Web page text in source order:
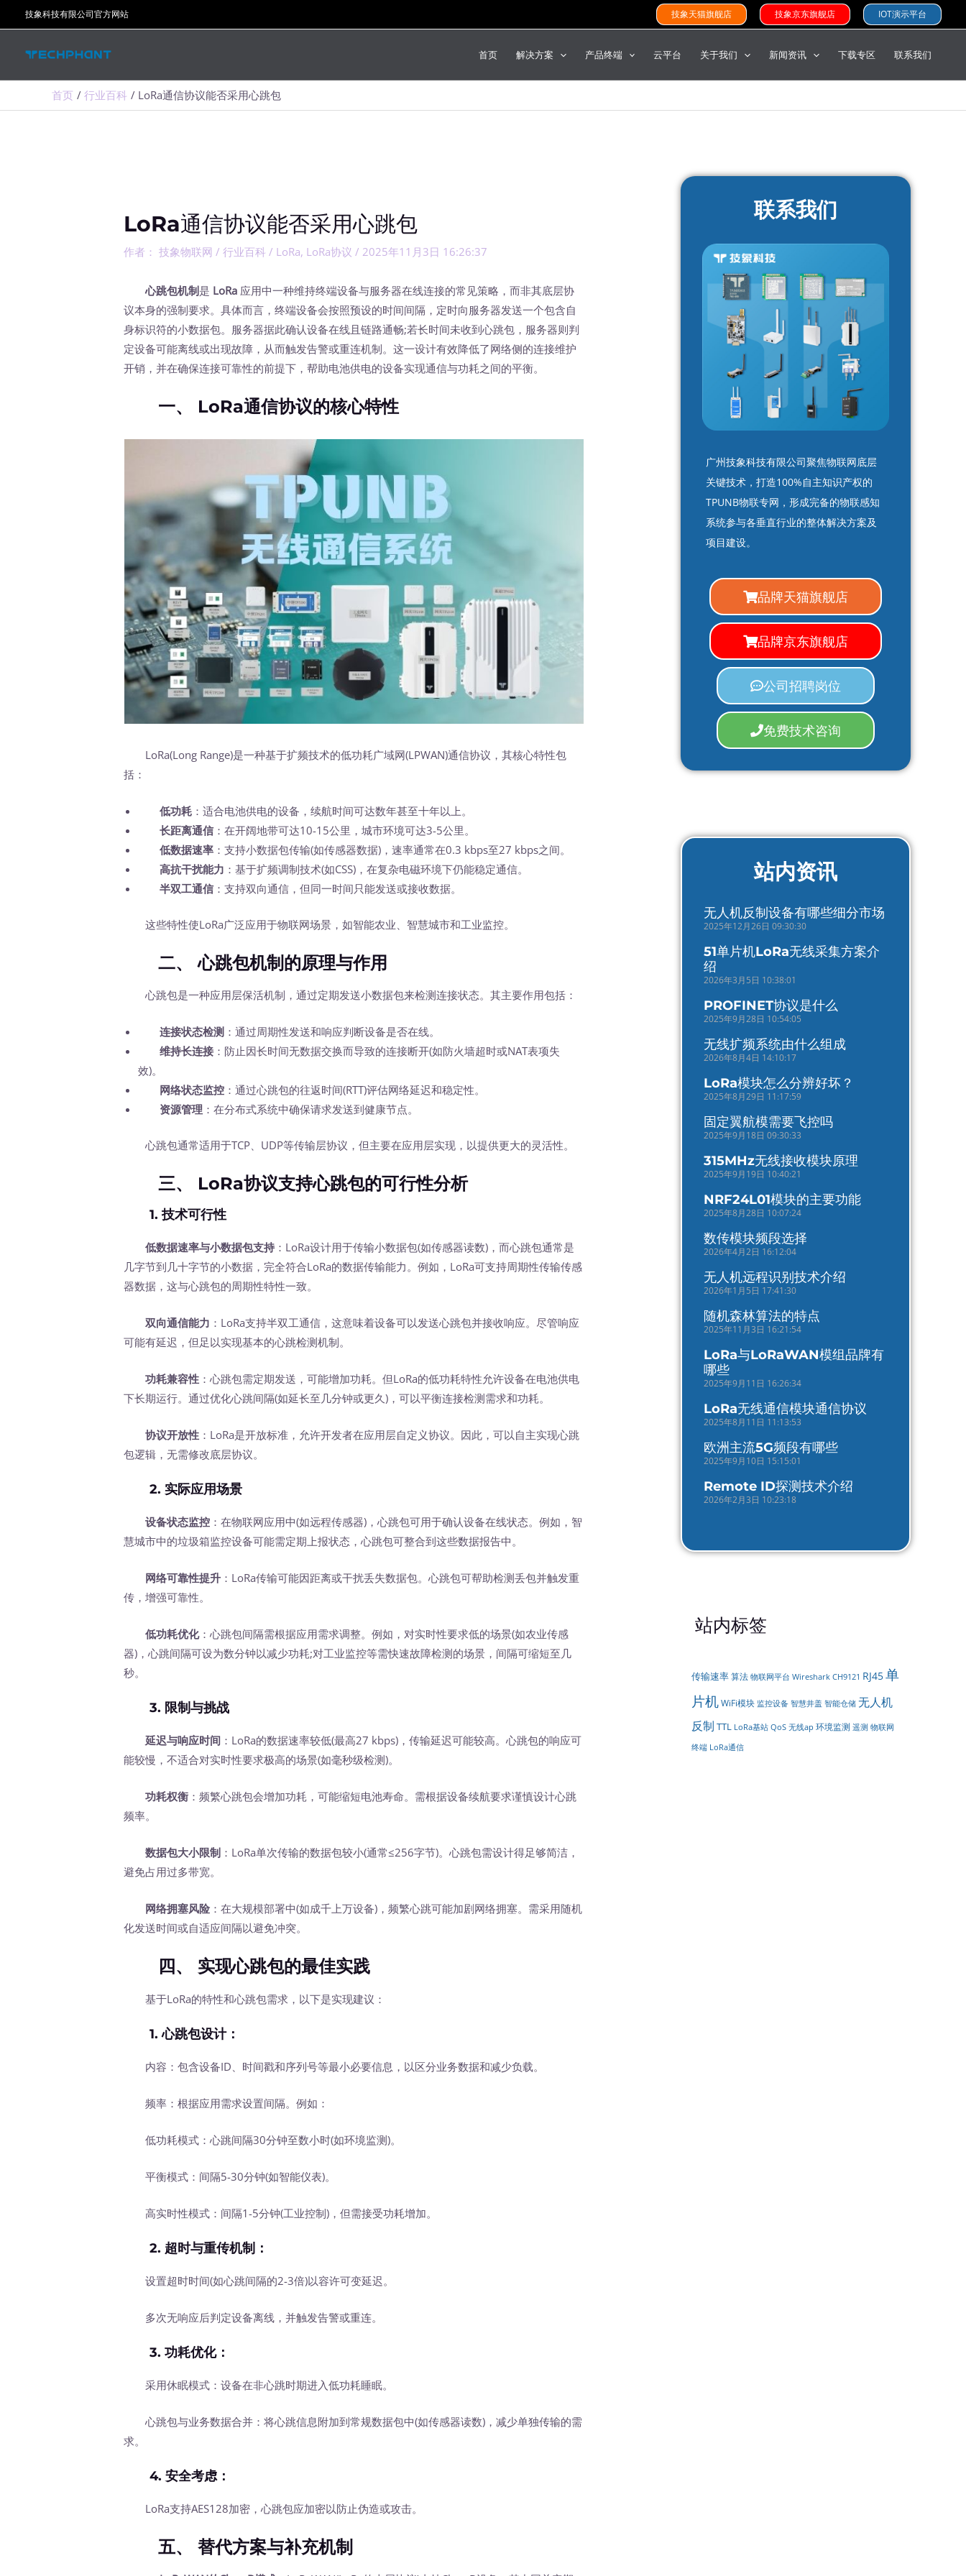
至
技象科技有限公司官方网站 技象天猫旗舰店 技象京东旗舰店 IOT演示平台
首页 解决方案 产品终端 云平台 关于我们 新闻资讯 下载专区 联系我们
首页 行业百科 LoRa通信协议能否采用心跳包
LoRa通信协议能否采用心跳包
作者： 技象物联网/行业百科 / LoRa, LoRa协议 / 2025年11月3日 16:26:37
心跳包机制是 LoRa 应用中一种维持终端设备与服务器在线连接的常见策略，而非其底层协
议本身的强制要求。具体而言，终端设备会按照预设的时间间隔，定时向服务器发送一个包含自
身标识符的小数据包。服务器据此确认设备在线且链路通畅;若长时间未收到心跳包，服务器则判
定设备可能离线或出现故障，从而触发告警或重连机制。这一设计有效降低了网络侧的连接维护
开销，并在确保连接可靠性的前提下，帮助电池供电的设备实现通信与功耗之间的平衡。
一、 LoRa通信协议的核心特性
LoRa(Long Range)是一种基于扩频技术的低功耗广域网(LPWAN)通信协议，其核心特性包
括：
低功耗 ：适合电池供电的设备，续航时间可达数年甚至十年以上。
长距离通信：在开阔地带可达10-15公里，城市环境可达3-5公里。
低数据速率 ：支持小数据包传输(如传感器数据)，速率通常在0.3 kbps至27 kbps之间。
高抗干扰能力 ：基于扩频调制技术(如CSS)，在复杂电磁环境下仍能稳定通信。
半双工通信：支持双向通信，但同一时间只能发送或接收数据。
这些特性使LoRa广泛应用于物联网场景，如智能农业、智慧城市和工业监控。
二、心跳包机制的原理与作用
心跳包是一种应用层保活机制，通过定期发送小数据包来检测连接状态。其主要作用包括：
连接状态检测 ：通过周期性发送和响应判断设备是否在线。
维持长连接 ：防止因长时间无数据交换而导致的连接断开(如防火墙超时或NAT表项失
效)。
网络状态监控 ：通过心跳包的往返时间(RTT)评估网络延迟和稳定性。
资源管理 ：在分布式系统中确保请求发送到健康节点。
心跳包通常适用于TCP、UDP等传输层协议，但主要在应用层实现，以提供更大的灵活性。
三、 LoRa协议支持心跳包的可行性分析
1.技术可行性
低数据速率与小数据包支持：LoRa设计用于传输小数据包(如传感器读数)，而心跳包通常是
几字节到几十字节的小数据，完全符合LoRa的数据传输能力。例如，LoRa可支持周期性传输传感
器数据，这与心跳包的周期性特性一致。
双向通信能力 ：LoRa支持半双工通信，这意味着设备可以发送心跳包并接收响应。尽管响应
可能有延迟，但足以实现基本的心跳检测机制。
功耗兼容性 ：心跳包需定期发送，可能增加功耗。但LoRa的低功耗特性允许设备在电池供电
下长期运行。通过优化心跳间隔(如延长至几分钟或更久)，可以平衡连接检测需求和功耗。
协议开放性 ：LoRa是开放标准，允许开发者在应用层自定义协议。因此，可以自主实现心跳
包逻辑，无需修改底层协议。
2. 实际应用场景
设备状态监控 ：在物联网应用中(如远程传感器)，心跳包可用于确认设备在线状态。例如，智
慧城市中的垃圾箱监控设备可能需定期上报状态，心跳包可整合到这些数据报告中。
网络可靠性提升 ：LoRa传输可能因距离或干扰丢失数据包。心跳包可帮助检测丢包并触发重
传，增强可靠性。
低功耗优化：心跳包间隔需根据应用需求调整。例如，对实时性要求低的场景(如农业传感
器)，心跳间隔可设为数分钟以减少功耗;对工业监控等需快速故障检测的场景，间隔可缩短至几
秒。
3. 限制与挑战
延迟与响应时间 ：LoRa的数据速率较低(最高27 kbps)，传输延迟可能较高。心跳包的响应可
能较慢，不适合对实时性要求极高的场景(如毫秒级检测)。
功耗权衡 ：频繁心跳包会增加功耗，可能缩短电池寿命。需根据设备续航要求谨慎设计心跳
频率。
数据包大小限制 ：LoRa单次传输的数据包较小(通常≤256字节)。心跳包需设计得足够简洁，
避免占用过多带宽。
网络拥塞风险 ：在大规模部署中(如成千上万设备)，频繁心跳可能加剧网络拥塞。需采用随机
化发送时间或自适应间隔以避免冲突。
四、 实现心跳包的最佳实践
基于LoRa的特性和心跳包需求，以下是实现建议：
1.心跳包设计：
内容：包含设备ID、时间戳和序列号等最小必要信息，以区分业务数据和减少负载。
频率：根据应用需求设置间隔。例如：
低功耗模式：心跳间隔30分钟至数小时(如环境监测)。
平衡模式：间隔5-30分钟(如智能仪表)。
高实时性模式：间隔1-5分钟(工业控制)，但需接受功耗增加。
2. 超时与重传机制 ：
设置超时时间(如心跳间隔的2-3倍)以容许可变延迟。
多次无响应后判定设备离线，并触发告警或重连。
3.功耗优化：
采用休眠模式：设备在非心跳时期进入低功耗睡眠。
心跳包与业务数据合并：将心跳信息附加到常规数据包中(如传感器读数)，减少单独传输的需
求。
4.安全考虑：
LoRa支持AES128加密，心跳包应加密以防止伪造或攻击。
五、替代方案与补充机制
联系我们
广州技象科技有限公司聚焦物联网底层
关键技术，打造100%自主知识产权的
TPUNB物联专网，形成完备的物联感知
系统参与各垂直行业的整体解决方案及
项目建设。
品牌天猫旗舰店
品牌京东旗舰店
公司招聘岗位
免费技术咨询
站内资讯
无人机反制设备有哪些细分市场
2025年12月26日 09:30:30
51单片机LoRa无线采集方案介
绍
2026年3月5日 10:38:01
PROFINET协议是什么
2025年9月28日 10:54:05
无线扩频系统由什么组成
2026年8月4日 14:10:17
LoRa模块怎么分辨好坏？
2025年8月29日 11:17:59
固定翼航模需要飞控吗
2025年9月18日 09:30:33
315MHz无线接收模块原理
2025年9月19日 10:40:21
NRF24L01模块的主要功能
2025年8月28日 10:07:24
数传模块频段选择
2026年4月2日 16:12:04
无人机远程识别技术介绍
2026年1月5日 17:41:30
随机森林算法的特点
2025年11月3日 16:21:54
LoRa与LoRaWAN模组品牌有
哪些
2025年9月11日 16:26:34
LoRa无线通信模块通信协议
2025年8月11日 11:13:53
欧洲主流5G频段有哪些
2025年9月10日 15:15:01
Remote ID探测技术介绍
2026年2月3日 10:23:18
站内标签
传输速率算法 物联网平台 Wireshark CH9121 RJ45单
片机WiFi模块 监控设备 智慧井盖 智能仓储 无人机
反制 TTL LoRa基站 QoS 无线ap 环境监测 遥测 物联网
终端 LoRa通信